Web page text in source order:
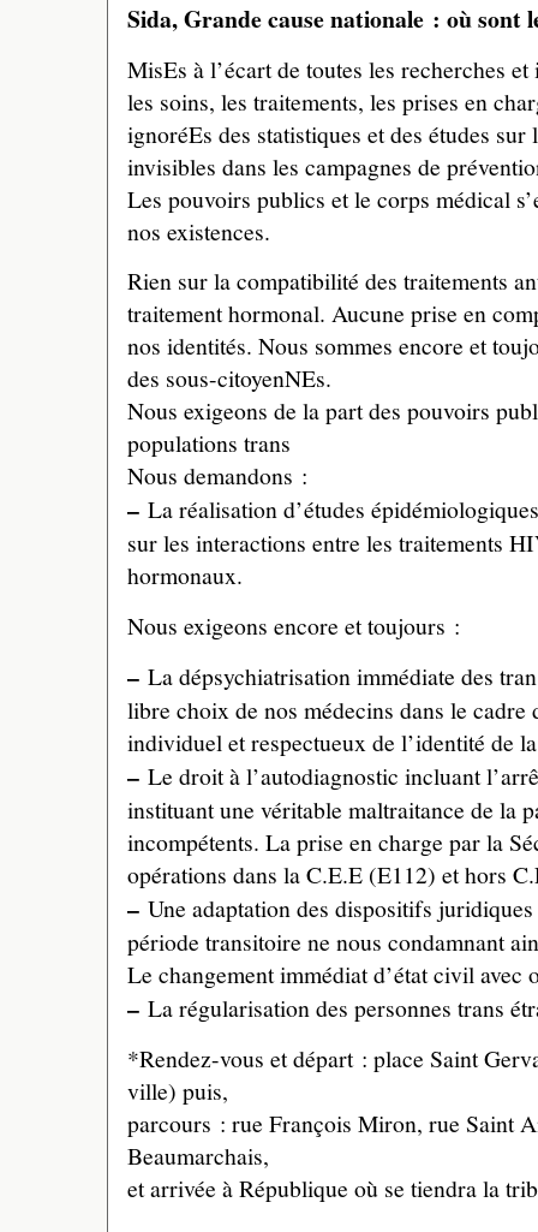
Sida, Grande cause nationale : où sont
MisEs à l’écart de toutes les recherches
les soins, les traitements, les prises en
ignoréEs des statistiques et des études
invisibles dans les campagnes de
Les pouvoirs publics et le corps médical
nos existences.
Rien sur la compatibilité des traitements
traitement hormonal. Aucune prise en
nos identités. Nous sommes encore et
des sous-citoyenNEs.
Nous exigeons de la part des pouvoirs
populations trans
Nous demandons :
– La réalisation d’études
sur les interactions entre les traitements
hormonaux.
Nous exigeons encore et toujours :
– La dépsychiatrisation immédiate des
libre choix de nos médecins dans le cadre
individuel et respectueux de l’identité de
– Le droit à l’autodiagnostic incluant
instituant une véritable maltraitance de la
incompétents. La prise en charge par la
opérations dans la C.E.E (E112) et hors
– Une adaptation des dispositifs
période transitoire ne nous condamnant
Le changement immédiat d’état civil avec
– La régularisation des personnes trans
*Rendez-vous et départ : place Saint
ville) puis,
parcours : rue François Miron, rue Saint
Beaumarchais,
et arrivée à République où se tiendra la